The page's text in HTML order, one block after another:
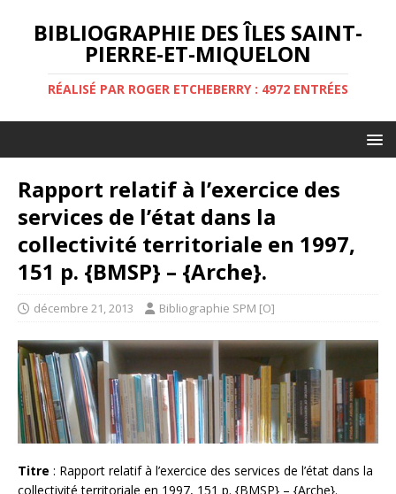
BIBLIOGRAPHIE DES ÎLES SAINT-
PIERRE-ET-MIQUELON
RÉALISÉ PAR ROGER ETCHEBERRY : 4972 ENTRÉES
Rapport relatif à l’exercice des
services de l’état dans la
collectivité territoriale en 1997,
151 p. {BMSP} – {Arche}.
décembre 21, 2013 Bibliographie SPM [O]
Titre : Rapport relatif à l’exercice des services de l’état dans la
collectivité territoriale en 1997, 151 p. {BMSP} – {Arche}.